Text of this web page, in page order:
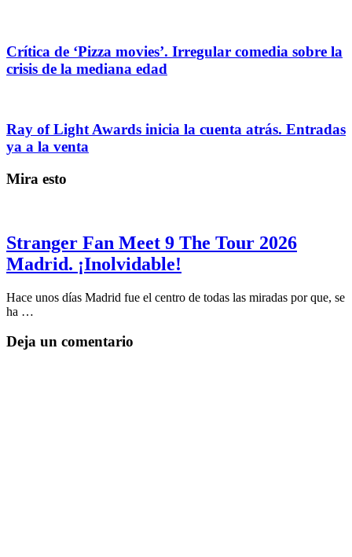
Crítica de ‘Pizza movies’. Irregular comedia sobre la
crisis de la mediana edad
Ray of Light Awards inicia la cuenta atrás. Entradas
ya a la venta
Mira esto
Stranger Fan Meet 9 The Tour 2026
Madrid. ¡Inolvidable!
Hace unos días Madrid fue el centro de todas las miradas por que, se
ha …
Deja un comentario